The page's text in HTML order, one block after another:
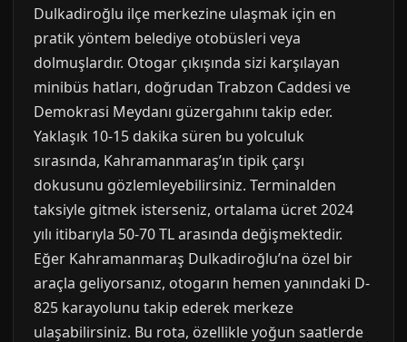
Dulkadiroğlu ilçe merkezine ulaşmak için en
pratik yöntem belediye otobüsleri veya
dolmuşlardır. Otogar çıkışında sizi karşılayan
minibüs hatları, doğrudan Trabzon Caddesi ve
Demokrasi Meydanı güzergahını takip eder.
Yaklaşık 10-15 dakika süren bu yolculuk
sırasında, Kahramanmaraş’ın tipik çarşı
dokusunu gözlemleyebilirsiniz. Terminalden
taksiyle gitmek isterseniz, ortalama ücret 2024
yılı itibarıyla 50-70 TL arasında değişmektedir.
Eğer Kahramanmaraş Dulkadiroğlu’na özel bir
araçla geliyorsanız, otogarın hemen yanındaki D-
825 karayolunu takip ederek merkeze
ulaşabilirsiniz. Bu rota, özellikle yoğun saatlerde